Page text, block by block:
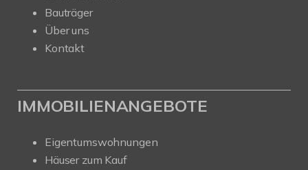
Bauträger
Über uns
Kontakt
IMMOBILIENANGEBOTE
Eigentumswohnungen
Häuser zum Kauf